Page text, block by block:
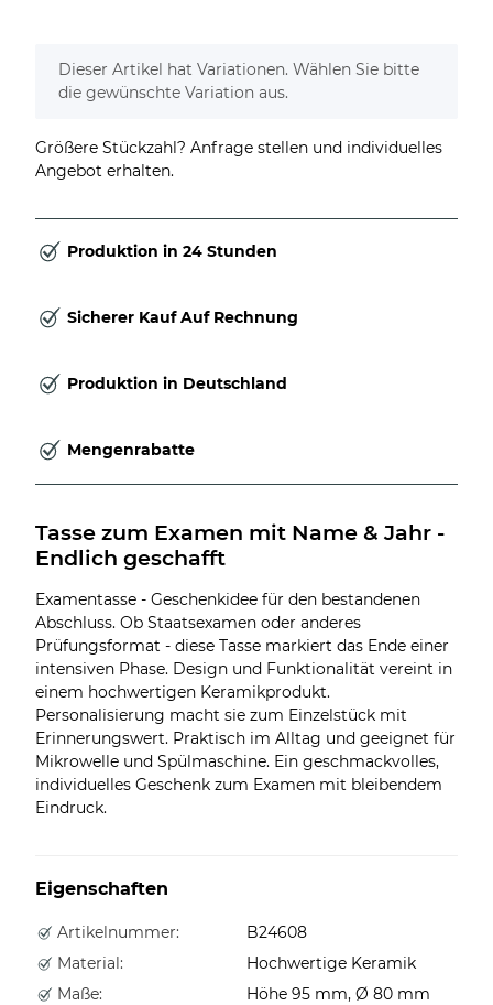
x
Dieser Artikel hat Variationen. Wählen Sie bitte
die gewünschte Variation aus.
Größere Stückzahl? Anfrage stellen und individuelles
Angebot erhalten.
Produktion in 24 Stunden
Sicherer Kauf Auf Rechnung
Produktion in Deutschland
Mengenrabatte
Tasse zum Examen mit Name & Jahr -
Endlich geschafft
Examentasse - Geschenkidee für den bestandenen
Abschluss. Ob Staatsexamen oder anderes
Prüfungsformat - diese Tasse markiert das Ende einer
intensiven Phase. Design und Funktionalität vereint in
einem hochwertigen Keramikprodukt.
Personalisierung macht sie zum Einzelstück mit
Erinnerungswert. Praktisch im Alltag und geeignet für
Mikrowelle und Spülmaschine. Ein geschmackvolles,
individuelles Geschenk zum Examen mit bleibendem
Eindruck.
Eigenschaften
Artikelnummer:
B24608
Material:
Hochwertige Keramik
Maße:
Höhe 95 mm, Ø 80 mm